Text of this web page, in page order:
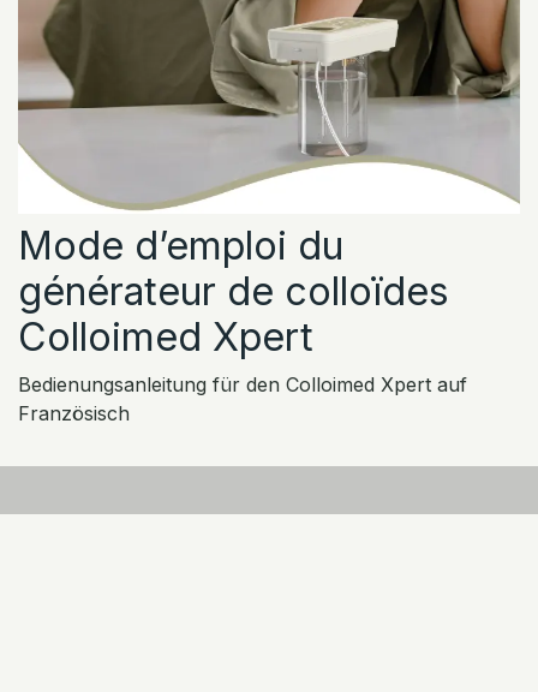
Mode d’emploi du
générateur de colloïdes
Colloimed Xpert
Bedienungsanleitung für den Colloimed Xpert auf
Französisch